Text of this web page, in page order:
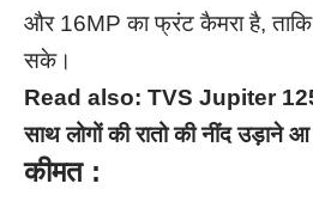
और 16MP का फ्रंट कैमरा है,
सके।
Read also: TVS Jupiter
साथ लोगों की रातो की नींद
कीमत :